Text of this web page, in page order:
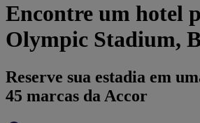
Encontre um hotel
Olympic Stadium,
Reserve sua estadia em
45 marcas da Accor